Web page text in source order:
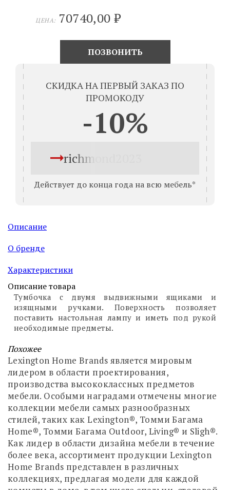
ЦЕНА: 70740,00₽
ПОЗВОНИТЬ
СКИДКА НА ПЕРВЫЙ ЗАКАЗ ПО
ПРОМОКОДУ
-10%
richmond2023
Действует до конца года на всю мебель*
Описание
О бренде
Характеристики
Описание товара
Тумбочка с двумя выдвижными ящиками и
изящными ручками. Поверхность позволяет
поставить настольная лампу и иметь под рукой
необходимые предметы.
Похожее
Lexington Home Brands является мировым
лидером в области проектирования,
производства высококлассных предметов
мебели. Особыми наградами отмечены многие
коллекции мебели самых разнообразных
стилей, таких как Lexington®, Томми Багама
Home®, Томми Багама Outdoor, Living® и Sligh®.
Как лидер в области дизайна мебели в течение
более века, ассортимент продукции Lexington
Home Brands представлен в различных
коллекциях, предлагая модели для каждой